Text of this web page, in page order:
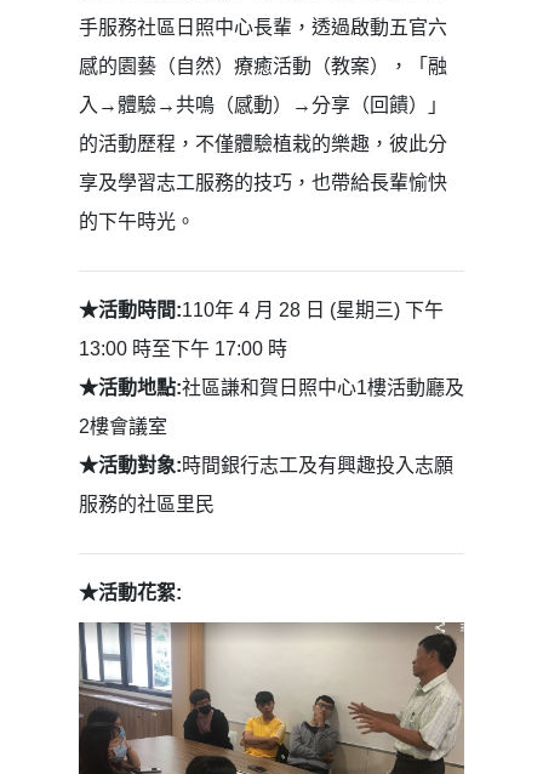
手服務社區日照中心長輩，透過啟動五官六
感的園藝（自然）療癒活動（教案），「融
入→體驗→共鳴（感動）→分享（回饋）」
的活動歷程，不僅體驗植栽的樂趣，彼此分
享及學習志工服務的技巧，也帶給長輩愉快
的下午時光。
★活動時間:110年 4 月 28 日 (星期三) 下午
13:00 時至下午 17:00 時
★活動地點:社區謙和賀日照中心1樓活動廳及
2樓會議室
★活動對象:時間銀行志工及有興趣投入志願
服務的社區里民
★活動花絮: